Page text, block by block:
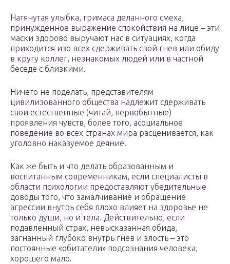
Натянутая улыбка, гримаса деланного смеха,
принужденное выражение спокойствия на лице – эти
маски здорово выручают нас в ситуациях, когда
приходится изо всех сдерживать свой гнев или обиду
в кругу коллег, незнакомых людей или в частной
беседе с близкими.
Ничего не поделать, представителям
цивилизованного общества надлежит сдерживать
свои естественные (читай, первобытные)
проявления чувств, более того, асоциальное
поведение во всех странах мира расценивается, как
уголовно наказуемое деяние.
Как же быть и что делать образованным и
воспитанным современникам, если специалисты в
области психологии предоставляют убедительные
доводы того, что замалчивание и обращение
агрессии внутрь себя плохо влияет на здоровье не
только души, но и тела. Действительно, если
подавленный страх, невысказанная обида,
загнанный глубоко внутрь гнев и злость – это
постоянные «обитатели» подсознания человека,
хорошего мало.